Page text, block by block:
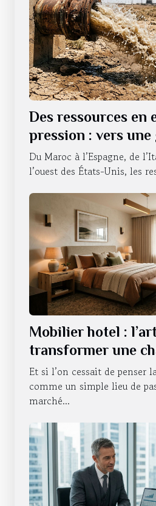
Des ressources en
pression : vers une
l’accessibilité ?
Du Maroc à l’Espagne, de
l’ouest des États-Unis, les
Mobilier hotel :
transformer une
expérience
Et si l’on cessait de penser
comme un simple lieu de
marché...